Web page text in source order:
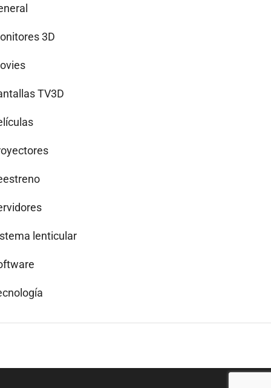
3D
TV3D
lenticular